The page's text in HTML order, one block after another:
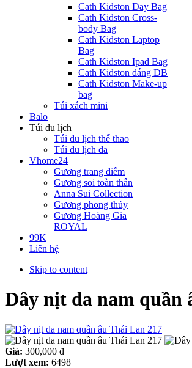
Cath Kidston Day Bag
Cath Kidston Cross-
body Bag
Cath Kidston Laptop
Bag
Cath Kidston Ipad Bag
Cath Kidston dáng DB
Cath Kidston Make-up
bag
Túi xách mini
Balo
Túi du lịch
Túi du lịch thể thao
Túi du lịch da
Vhome24
Gương trang điểm
Gương soi toàn thân
Anna Sui Collection
Gương phong thủy
Gương Hoàng Gia
ROYAL
99K
Liên hệ
Skip to content
Dây nịt da nam quần
Giá: 300,000 đ
Lượt xem: 6498